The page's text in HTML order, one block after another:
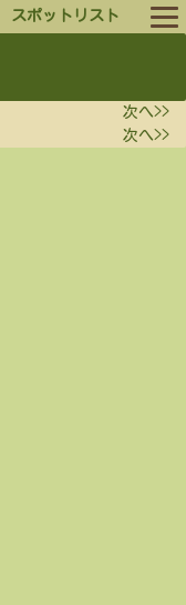
スポットリスト
次へ>>
次へ>>